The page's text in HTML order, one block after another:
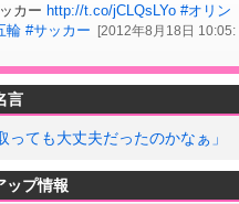
カー http://t.co/jCLQsLYo #オリン
輪 #サッカー [2012年8月18日 10:05:
言
っても大丈夫だったのかなぁ」
ップ情報